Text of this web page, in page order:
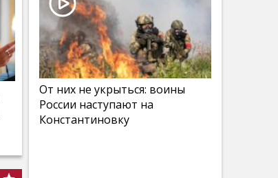
От них не укрыться: воины
России наступают на
Константиновку